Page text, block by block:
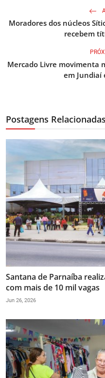
Moradores dos núcleos
recebem
Mercado Livre movimenta
em Jundiaí
Postagens Relacionadas
Santana de Parnaíba
com mais de 10 mil vagas
Jun 26, 2026